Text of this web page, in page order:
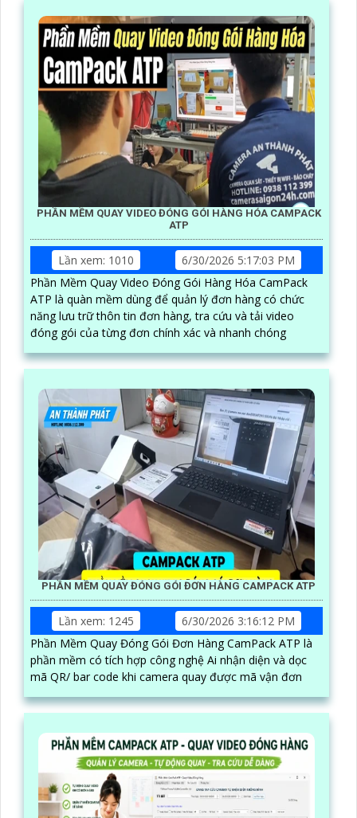
PHẦN MỀM QUAY VIDEO ĐÓNG GÓI HÀNG HÓA CAMPACK
ATP
Lần xem: 1010
6/30/2026 5:17:03 PM
Phần Mềm Quay Video Đóng Gói Hàng Hóa CamPack
ATP là quàn mềm dùng để quản lý đơn hàng có chức
năng lưu trữ thôn tin đơn hàng, tra cứu và tải video
đóng gói của từng đơn chính xác và nhanh chóng
PHẦN MỀM QUAY ĐÓNG GÓI ĐƠN HÀNG CAMPACK ATP
Lần xem: 1245
6/30/2026 3:16:12 PM
Phần Mềm Quay Đóng Gói Đơn Hàng CamPack ATP là
phần mềm có tích hợp công nghệ Ai nhận diện và dọc
mã QR/ bar code khi camera quay được mã vận đơn